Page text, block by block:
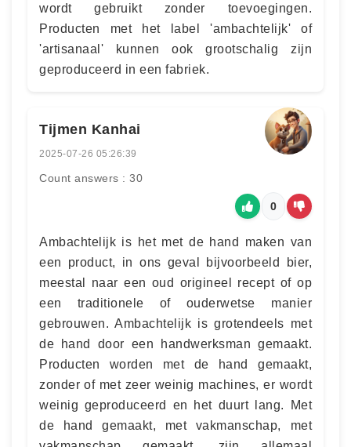
wordt gebruikt zonder toevoegingen.
Producten met het label 'ambachtelijk' of
'artisanaal' kunnen ook grootschalig zijn
geproduceerd in een fabriek.
Tijmen Kanhai
2025-07-26 05:26:39
Count answers : 30
0
Ambachtelijk is het met de hand maken van
een product, in ons geval bijvoorbeeld bier,
meestal naar een oud origineel recept of op
een traditionele of ouderwetse manier
gebrouwen. Ambachtelijk is grotendeels met
de hand door een handwerksman gemaakt.
Producten worden met de hand gemaakt,
zonder of met zeer weinig machines, er wordt
weinig geproduceerd en het duurt lang. Met
de hand gemaakt, met vakmanschap, met